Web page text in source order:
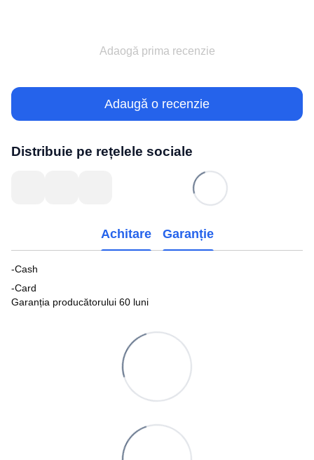
Adaogă prima recenzie
Adaugă o recenzie
Distribuie pe rețelele sociale
Achitare Garanție
-Cash
-Card
Garanția producătorului 60 luni